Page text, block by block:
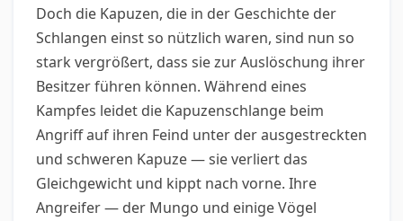
Doch die Kapuzen, die in der Geschichte der
Schlangen einst so nützlich waren, sind nun so
stark vergrößert, dass sie zur Auslöschung ihrer
Besitzer führen können. Während eines
Kampfes leidet die Kapuzenschlange beim
Angriff auf ihren Feind unter der ausgestreckten
und schweren Kapuze — sie verliert das
Gleichgewicht und kippt nach vorne. Ihre
Angreifer — der Mungo und einige Vögel